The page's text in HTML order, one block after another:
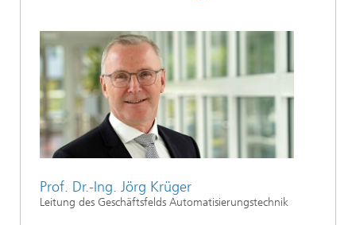
Prof. Dr.-Ing. Jörg Krüger
Leitung des Geschäftsfelds Automatisierungstechnik